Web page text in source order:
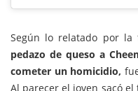
Según lo relatado por la
pedazo de queso a
cometer un homicidio,
Al parecer el joven sacó